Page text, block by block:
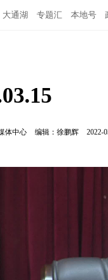
大通湖 专题汇 本地号
体中心 编辑：徐鹏辉 2022-